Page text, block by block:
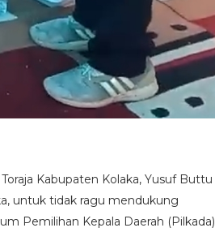
Kabupaten Kolaka, Yusuf Buttu
untuk tidak ragu mendukung
Pemilihan Kepala Daerah (Pilkada)